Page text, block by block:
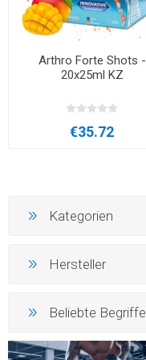
Arthro Forte Shots -
20x25ml KZ
€35.72
Kategorien
Hersteller
Beliebte Begriffe